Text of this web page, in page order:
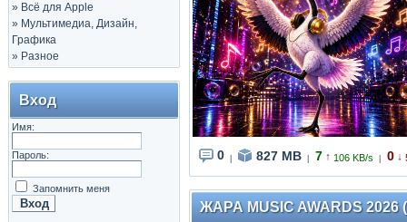
» Всё для Apple
» Мультимедиа, Дизайн,
Графика
» Разное
Вход
Имя:
Пароль:
Запомнить меня
0 827 MB 7 ↑ 106 KB/s 0 ↓
ЖАРА MUSIC AWARDS 2026